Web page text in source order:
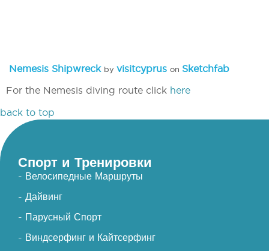
Nemesis Shipwreck by visitcyprus on Sketchfab
For the Nemesis diving route click here
back to top
Спорт и Тренировки
- Велосипедные Маршруты
- Дайвинг
- Парусный Спорт
- Виндсерфинг и Кайтсерфинг